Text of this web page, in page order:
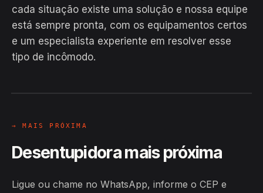
cada situação existe uma solução e nossa equipe
está sempre pronta, com os equipamentos certos
e um especialista experiente em resolver esse
tipo de incômodo.
EM CAMPO
Hiroshiro · Rua Tabeliao José
Candido Dantas, São João do Rio
→ MAIS PRÓXIMA
Desentupidora mais próxima
Ligue ou chame no WhatsApp, informe o CEP e